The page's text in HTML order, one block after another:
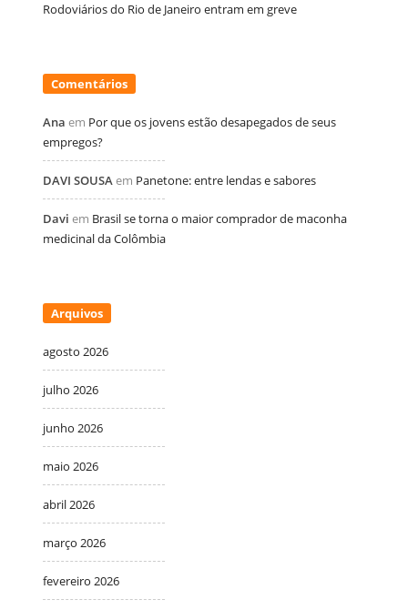
Rodoviários do Rio de Janeiro entram em greve
Comentários
Ana em Por que os jovens estão desapegados de seus
empregos?
DAVI SOUSAem Panetone: entre lendas e sabores
Davi em Brasil se torna o maior comprador de maconha
medicinal da Colômbia
Arquivos
agosto 2026
julho 2026
junho 2026
maio 2026
abril 2026
março 2026
fevereiro 2026